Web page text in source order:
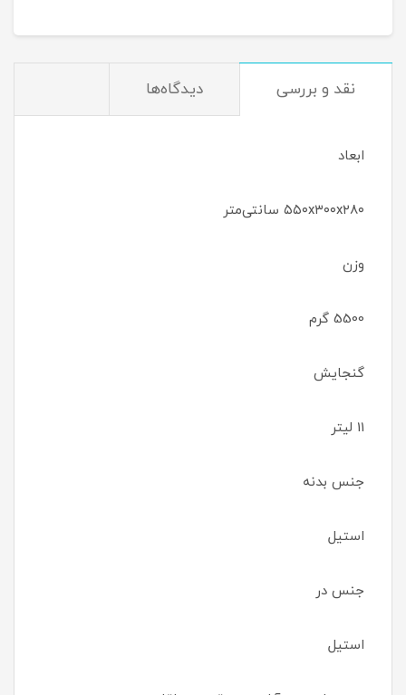
نقد و بررسی دیدگاه‌ها
ابعاد
۵۵۰x۳۰۰x۲۸۰ سانتی‌متر
وزن
5500 گرم
گنجایش
11 لیتر
جنس بدنه
استیل
جنس در
استیل